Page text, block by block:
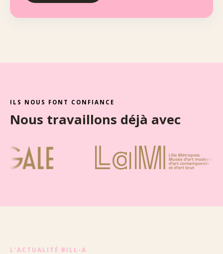
ILS NOUS FONT CONFIANCE
Nous travaillons déjà avec
L'ACTUALITÉ BILL-A